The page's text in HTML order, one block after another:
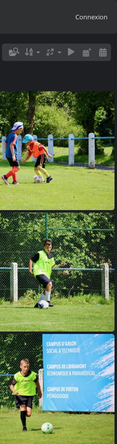
Connexion
2021 Stage D1 4
2021 Stage D1 8